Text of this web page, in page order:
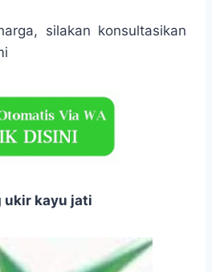
silakan konsultasikan
ukir kayu jati